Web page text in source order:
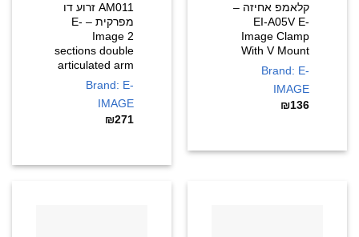
קלאמפ אחיזה –
EI-A05V E-
Image Clamp
With V Mount
Brand: E-
IMAGE
₪136
AM011 זרוע דו
מפרקית – E-
Image 2
sections double
articulated arm
Brand: E-
IMAGE
₪271